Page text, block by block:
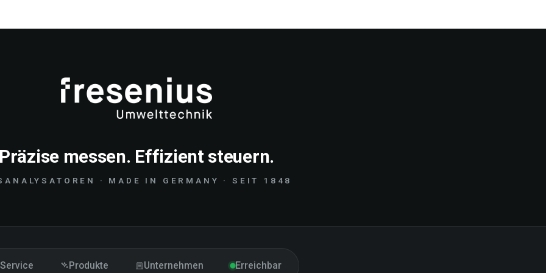
messen. Effizient steuern.
· MADE IN GERMANY · SEIT 1848
Service Produkte Unternehmen Erreichbar